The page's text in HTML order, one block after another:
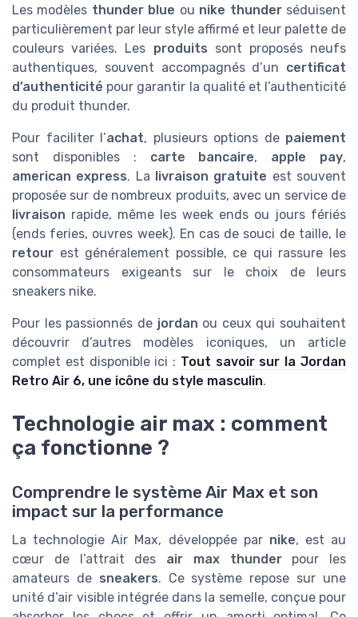
Les modèles thunder blue ou nike thunderséduisent
particulièrement par leur style affirmé et leur palette de
couleurs variées. Les produits sont proposés neufs
authentiques, souvent accompagnés d’un certificat
d’authenticité pour garantir la qualité et l’authenticité
du produit thunder.
Pour faciliter l’achat, plusieurs options de paiement
sont disponibles : carte bancaire, apple pay,
american express. La livraison gratuite est souvent
proposée sur de nombreux produits, avec un service de
livraison rapide, même les week ends ou jours fériés
(ends feries, ouvres week). En cas de souci de taille, le
retour est généralement possible, ce qui rassure les
consommateurs exigeants sur le choix de leurs
sneakers nike.
Pour les passionnés de jordan ou ceux qui souhaitent
découvrir d’autres modèles iconiques, un article
complet est disponible ici : Tout savoir sur la Jordan
Retro Air 6, une icône du style masculin.
Technologie air max : comment
ça fonctionne ?
Comprendre le système Air Max et son
impact sur la performance
La technologie Air Max, développée par nike, est au
cœur de l’attrait des air max thunderpour les
amateurs de sneakers. Ce système repose sur une
unité d’air visible intégrée dans la semelle, conçue pour